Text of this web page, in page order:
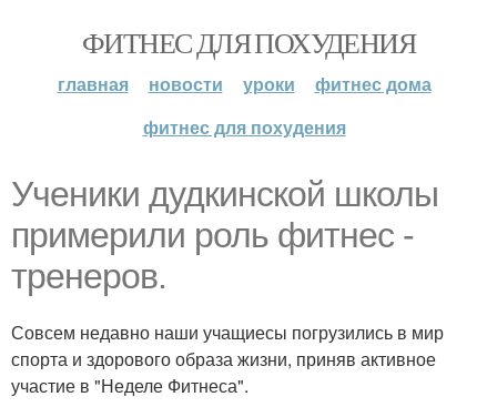
ФИТНЕС ДЛЯ ПОХУДЕНИЯ
главная новости уроки
фитнес дома
фитнес для похудения
Ученики дудкинской школы
примерили роль фитнес -
тренеров.
Совсем недавно наши учащиесы погрузились в мир
спорта и здорового образа жизни, приняв активное
участие в "Неделе Фитнеса".